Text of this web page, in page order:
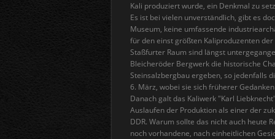
Kali produziert wurde, ein Denkmal zu
Es ist bei vielen unverständlich, gibt es
Museum, keine umfassende
für den einst größten Kaliproduzenten
Staßfurter Raum sind längst
Bleicheröder Bergwerk die historische
Steinsalzbergbau ergeben, so jedenfalls
6. März, wobei sie sich früherer
Danach galt das Kaliwerk "Karl
Auslaufen der Produktion als einer der
DDR. Warum sollte das nicht auch heute
noch vorhandene, nach einheitlichen